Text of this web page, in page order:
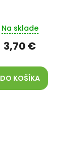
Na sklade
3,70 €
DO KOŠÍKA